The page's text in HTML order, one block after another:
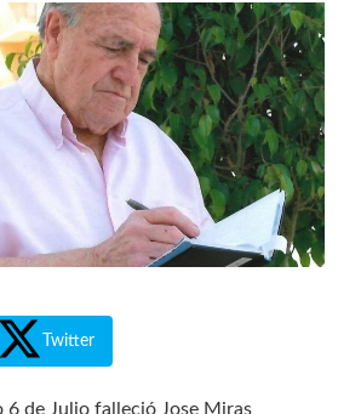
Twitter
6 de Julio falleció Jose Miras